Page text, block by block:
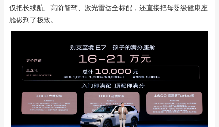
仅把长续航、高阶智驾、激光雷达全标配，还直接把母婴级健康座
舱做到了极致。